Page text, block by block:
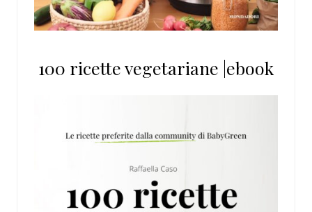
100 ricette vegetariane |ebook